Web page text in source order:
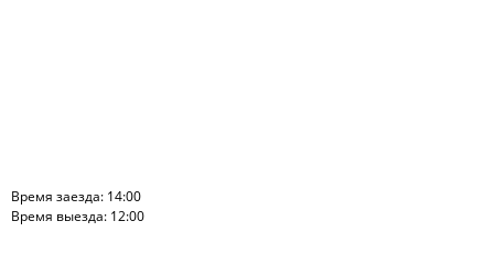
Время заезда: 14:00
Время выезда: 12:00